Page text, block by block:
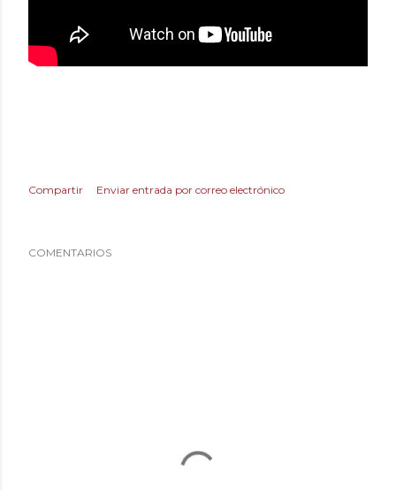
Compartir Enviar entrada por correo electrónico
COMENTARIOS